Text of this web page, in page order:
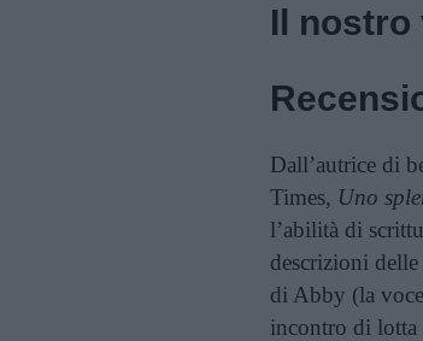
Il nostro
Dall’autrice di
Times, Uno
l’abilità di
descrizioni
di Abby (la
incontro di lotta